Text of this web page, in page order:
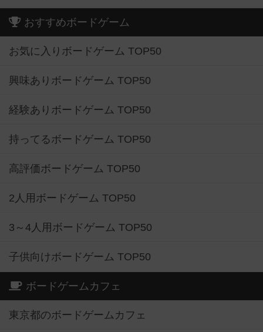
おすすめボードゲーム
お気に入りボードゲーム TOP50
興味ありボードゲーム TOP50
経験ありボードゲーム TOP50
持ってるボードゲーム TOP50
高評価ボードゲーム TOP50
2人用ボードゲーム TOP50
3～4人用ボードゲーム TOP50
子供向けボードゲーム TOP50
ボードゲームカフェ
東京都のボードゲームカフェ